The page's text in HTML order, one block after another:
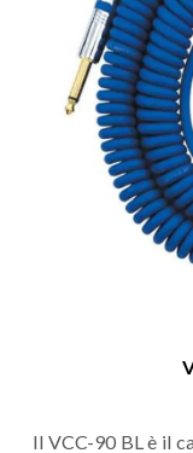
Il VCC-90 BL è il